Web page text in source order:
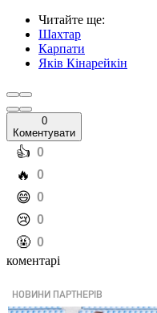
Читайте ще:
Шахтар
Карпати
Яків Кінарейкін
0
Коментувати
️👍 0
️🔥 0
️😄 0
️😢 0
️🤬 0
коментарі